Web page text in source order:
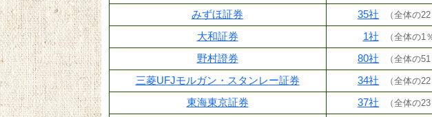
みずほ証券
35社 （全体の22
大和証券
1社 （全体の1
野村證券
80社 （全体の51
三菱UFJモルガン・スタンレー証券
34社 （全体の22
東海東京証券
37社 （全体の23